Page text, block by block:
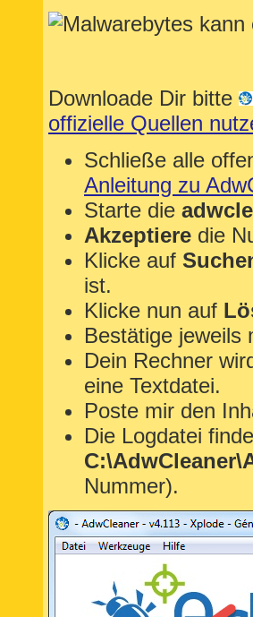
Downloade Dir bitte
offizielle Quellen
Schließe alle
Anleitung zu
Starte die
Akzeptiere die
Klicke auf
ist.
Klicke nun auf
Bestätige jeweils
Dein Rechner
eine Textdatei.
Poste mir den
Die Logdatei
Nummer).